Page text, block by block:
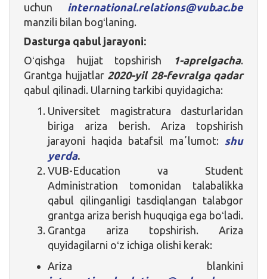
uchun international.relations@vub.ac.be
manzili bilan bogʻlaning.
Dasturga qabul jarayoni:
Oʻqishga hujjat topshirish
1-aprelgacha.
Grantga hujjatlar 2020-yil 28-fevralga qadar
qabul qilinadi. Ularning tarkibi quyidagicha:
Universitet magistratura dasturlaridan
biriga ariza berish. Ariza topshirish
jarayoni haqida batafsil maʼlumot: shu
yerda.
VUB-Education va Student
Administration tomonidan talabalikka
qabul qilinganligi tasdiqlangan talabgor
grantga ariza berish huquqiga ega boʻladi.
Grantga ariza topshirish. Ariza
quyidagilarni oʻz ichiga olishi kerak:
Ariza blankini